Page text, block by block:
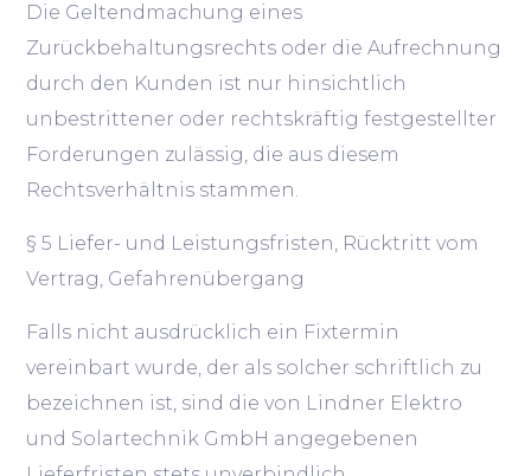
Die Geltendmachung eines
Zurückbehaltungsrechts oder die Aufrechnung
durch den Kunden ist nur hinsichtlich
unbestrittener oder rechtskräftig festgestellter
Forderungen zulässig, die aus diesem
Rechtsverhältnis stammen.
§ 5 Liefer- und Leistungsfristen, Rücktritt vom
Vertrag, Gefahrenübergang
Falls nicht ausdrücklich ein Fixtermin
vereinbart wurde, der als solcher schriftlich zu
bezeichnen ist, sind die von Lindner Elektro
und Solartechnik GmbH angegebenen